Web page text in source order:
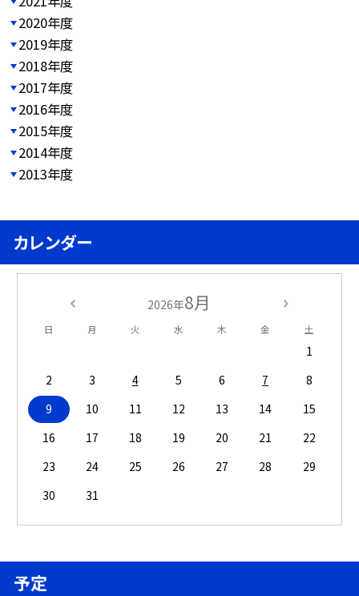
2020年度
2019年度
2018年度
2017年度
2016年度
2015年度
2014年度
2013年度
カレンダー
2026年8月
日 月 火 水 木 金 土
1
2
3 4 5 6 7
8
9
10 11 12 13 14
15
16
17 18 19 20 21
22
23
24 25 26 27 28
29
30
31
予定